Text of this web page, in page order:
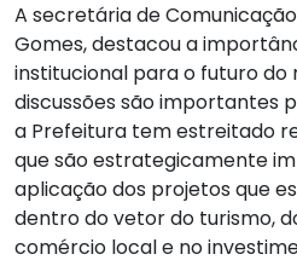
A secretária de
Gomes, destacou a
institucional para o futuro do
discussões são importantes
a Prefeitura tem estreitado
que são estrategicamente
aplicação dos projetos que
dentro do vetor do turismo,
comércio local e no